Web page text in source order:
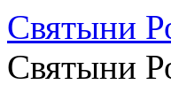
Святыни
Святыни